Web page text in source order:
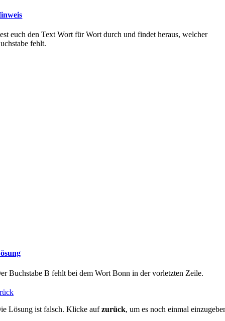
euch den Text Wort für Wort durch und findet heraus, welcher
fehlt.
Buchstabe B fehlt bei dem Wort Bonn in der vorletzten Zeile.
Lösung ist falsch. Klicke aufzurück, um es noch einmal